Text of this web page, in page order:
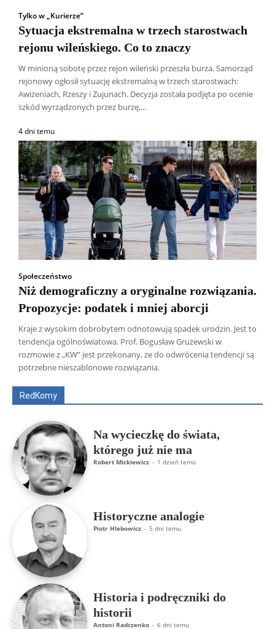
Tylko w „Kurierze”
Sytuacja ekstremalna w trzech starostwach
rejonu wileńskiego. Co to znaczy
W minioną sobotę przez rejon wileński przeszła burza. Samorząd
rejonowy ogłosił sytuację ekstremalną w trzech starostwach:
Awiżeniach, Rzeszy i Zujunach. Decyzja została podjęta po ocenie
szkód wyrządzonych przez burzę,...
4 dni temu
Społeczeństwo
Niż demograficzny a oryginalne rozwiązania.
Propozycje: podatek i mniej aborcji
Kraje z wysokim dobrobytem odnotowują spadek urodzin. Jest to
tendencja ogólnoświatowa. Prof. Bogusław Grużewski w
rozmowie z „KW” jest przekonany, że do odwrócenia tendencji są
potrzebne nieszablonowe rozwiązania.
RedKomy
Wszyscy Aleksander Borowik
Antoni Radczenko
Artur Płokszto
Grzegorz Górny
ks. Jarosław Wąsowicz SDB
Na wycieczkę do świata,
którego już nie ma
Robert Mickiewicz - 1 dzień temu
Historyczne analogie
Piotr Hlebowicz - 5 dni temu
Historia i podręczniki do
historii
Antoni Radczenko - 6 dni temu